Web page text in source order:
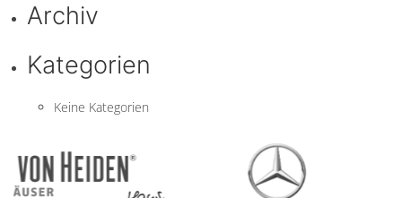
Archiv
Kategorien
Keine Kategorien